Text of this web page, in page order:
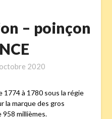
– poinçon
2020
1774 à 1780 sous la régie
la marque des gros
millièmes.